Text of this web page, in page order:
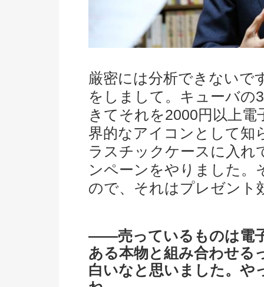
厳密には分析できないで
をしまして。キューバの
きてそれを2000円以上
界的なアイコンとして知
ラスチックケースに入れ
ンペーンをやりました。
ので、それはプレゼント
――売っているものは電
ある本物と組み合わせる
白いなと思いました。や